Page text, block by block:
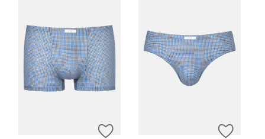
ZUR WUNSCHLISTE HINZUFÜGEN
ZUR